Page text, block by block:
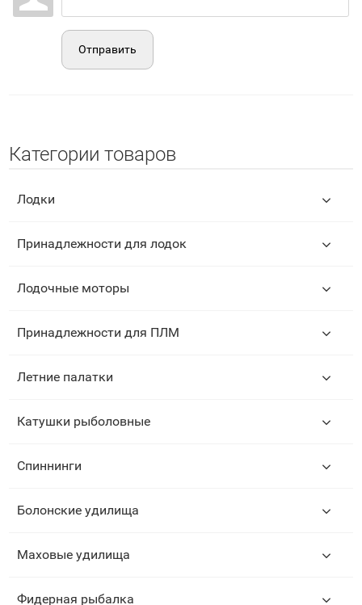
Отправить
Категории товаров
Лодки
Принадлежности для лодок
Лодочные моторы
Принадлежности для ПЛМ
Летние палатки
Катушки рыболовные
Спиннинги
Болонские удилища
Маховые удилища
Фидерная рыбалка